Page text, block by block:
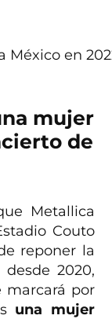
mujer
de
Metallica
Couto
reponer la
2020,
marcará por
una mujer